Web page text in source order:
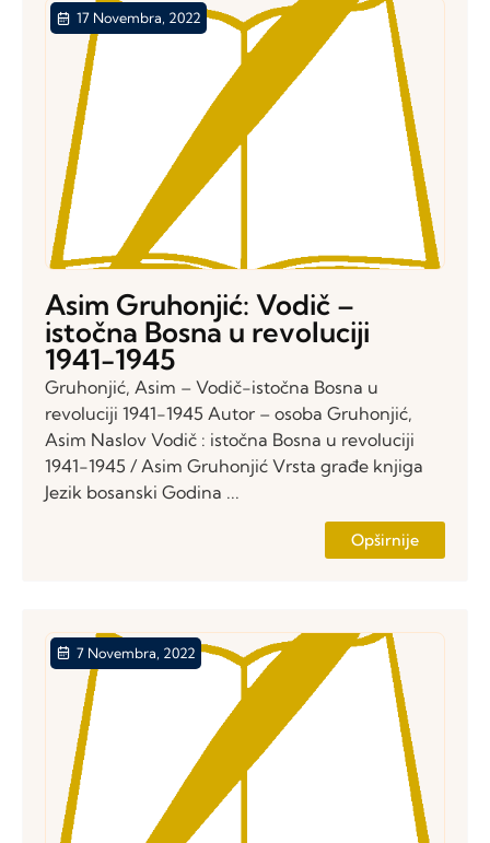
17 Novembra, 2022
Asim Gruhonjić: Vodič –
istočna Bosna u revoluciji
1941-1945
Gruhonjić, Asim – Vodič-istočna Bosna u
revoluciji 1941-1945 Autor – osoba Gruhonjić,
Asim Naslov Vodič : istočna Bosna u revoluciji
1941-1945 / Asim Gruhonjić Vrsta građe knjiga
Jezik bosanski Godina ...
Opširnije
7 Novembra, 2022